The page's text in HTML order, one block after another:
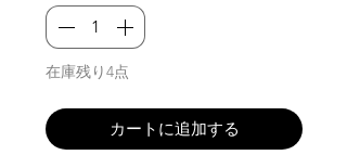
在庫残り4点
カートに追加する